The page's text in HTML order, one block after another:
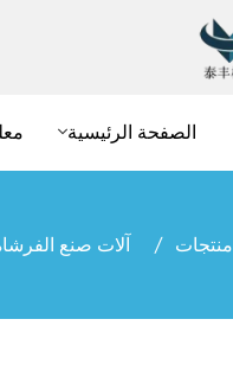
الصفحة الرئيسية
منتجات آلات صنع